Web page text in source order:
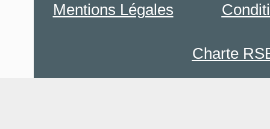
Mentions Légales
Charte